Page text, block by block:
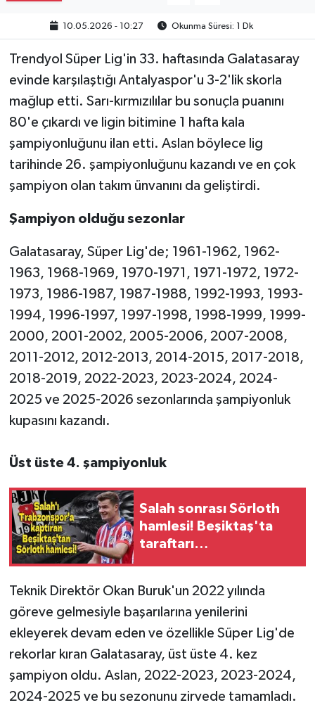
10.05.2026 - 10:27 Okunma Süresi: 1 Dk
Trendyol Süper Lig'in 33. haftasında Galatasaray
evinde karşılaştığı Antalyaspor'u 3-2'lik skorla
mağlup etti. Sarı-kırmızılılar bu sonuçla puanını
80'e çıkardı ve ligin bitimine 1 hafta kala
şampiyonluğunu ilan etti. Aslan böylece lig
tarihinde 26. şampiyonluğunu kazandı ve en çok
şampiyon olan takım ünvanını da geliştirdi.
Şampiyon olduğu sezonlar
Galatasaray, Süper Lig'de; 1961-1962, 1962-
1963, 1968-1969, 1970-1971, 1971-1972, 1972-
1973, 1986-1987, 1987-1988, 1992-1993, 1993-
1994, 1996-1997, 1997-1998, 1998-1999, 1999-
2000, 2001-2002, 2005-2006, 2007-2008,
2011-2012, 2012-2013, 2014-2015, 2017-2018,
2018-2019, 2022-2023, 2023-2024, 2024-
2025 ve 2025-2026 sezonlarında şampiyonluk
kupasını kazandı.
Üst üste 4. şampiyonluk
Salah sonrası Sörloth
hamlesi! Beşiktaş'ta
taraftarı
Teknik Direktör Okan Buruk'un 2022 yılında
göreve gelmesiyle başarılarına yenilerini
ekleyerek devam eden ve özellikle Süper Lig'de
rekorlar kıran Galatasaray, üst üste 4. kez
şampiyon oldu. Aslan, 2022-2023, 2023-2024,
2024-2025 ve bu sezonunu zirvede tamamladı.